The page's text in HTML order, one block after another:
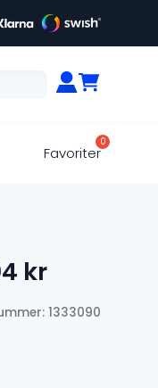
Favoriter
kr
1333090